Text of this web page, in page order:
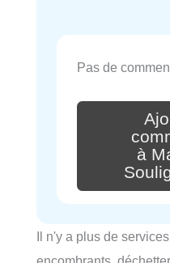
Pas de
à
Il n'y a plus de